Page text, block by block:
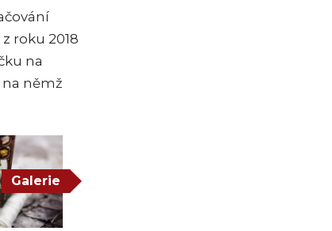
z roku 2018
na
němž
Galerie